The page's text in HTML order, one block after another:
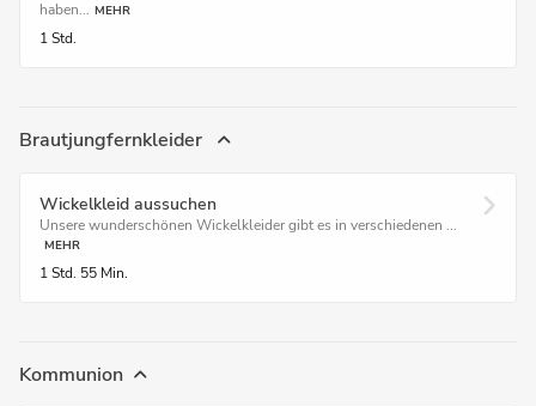
haben... MEHR
1 Std.
Brautjungfernkleider
Wickelkleid aussuchen
Unsere wunderschönen Wickelkleider gibt es in verschiedenen ...
MEHR
1 Std. 55 Min.
Kommunion